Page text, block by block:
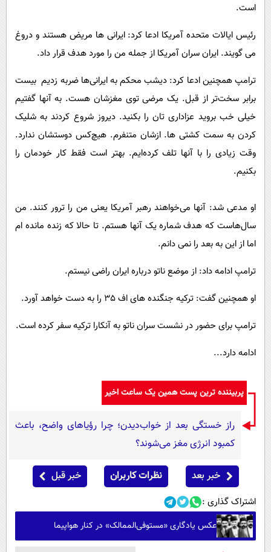
است.
رئیس ایالات متحده آمریکا ادعا کرد: ایرانی ها مریض هستند و دروغ
می گویند. ایران سران آمریکا از جمله من را مورد هدف قرار داد.
ترامپ همچنین ادعا کرد: دیشب محکم به ایرانی‌ها ضربه زدیم بیست
برابر سخت‌تر از قبل. یک مرضی توی مغزشان هست. به آنها گفتیم
خیلی خب بروید عزاداری تان را بکنید. دیروز شروع کردند به شلیک
کردن به سمت کشتی ها. ازشان متنفرم. هیچ‌کس دوستشان ندارد.
وقت زیادی را با آنها تلف کرده‌ایم. بهتر است فقط کار خودمان را
بکنیم.
او مدعی شد: آنها می‌خواهند رهبر آمریکا یعنی من را ترور کنند. من
سال‌هاست که هدف شماره یک آنها هستم. تا حالا که زنده مانده ام
اما از این به بعد را نمی دانم.
ترامپ ادامه داد: از موضع ناتو درباره ایران راضی نیستم.
او همچنین گفت: ترکیه جنگنده های اف 35 را به دست خواهد آورد.
ترامپ برای حضور در نشست سران ناتو به آنکارا ترکیه سفر کرده است.
ادامه دارد...
پربیننده ترین پست همین یک ساعت اخیر
راز خستگی بعد از خواب‌دیدن؛ چرا رؤیاهای واضح، باعث
کمبود انرژی مغز می‌شوند؟
خبر بعد نظرات کاربران خبر قبل
اشتراک گذاری :
عکس یادگاری «مستوفی‌الممالک» در کنار هواپیما